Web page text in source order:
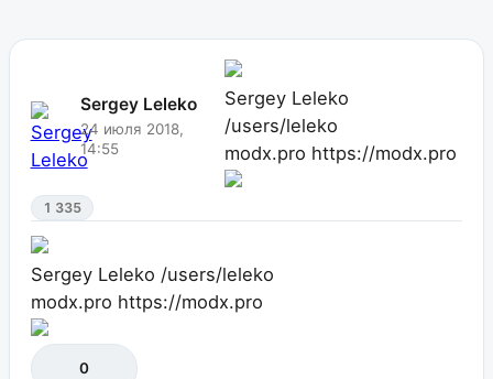
Sergey Leleko
24 июля 2018,
14:55
Sergey Leleko
/users/leleko
modx.pro https://modx.pro
1 335
Sergey Leleko /users/leleko
modx.pro https://modx.pro
0